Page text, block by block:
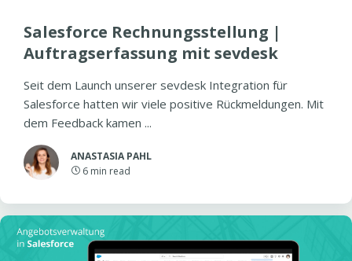
Salesforce Rechnungsstellung |
Auftragserfassung mit sevdesk
Seit dem Launch unserer sevdesk Integration für
Salesforce hatten wir viele positive Rückmeldungen. Mit
dem Feedback kamen ...
ANASTASIA PAHL
6 min read